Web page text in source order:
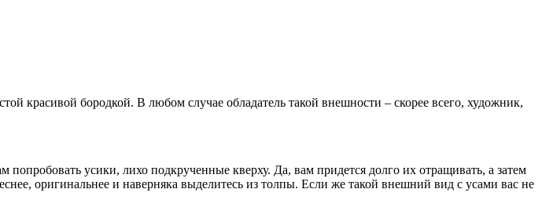
красивой бородкой. В любом случае обладатель такой внешности – скорее всего, художник,
усики, лихо подкрученные кверху. Да, вам придется долго их отращивать, а затем
оригинальнее и наверняка выделитесь из толпы. Если же такой внешний вид с усами вас не